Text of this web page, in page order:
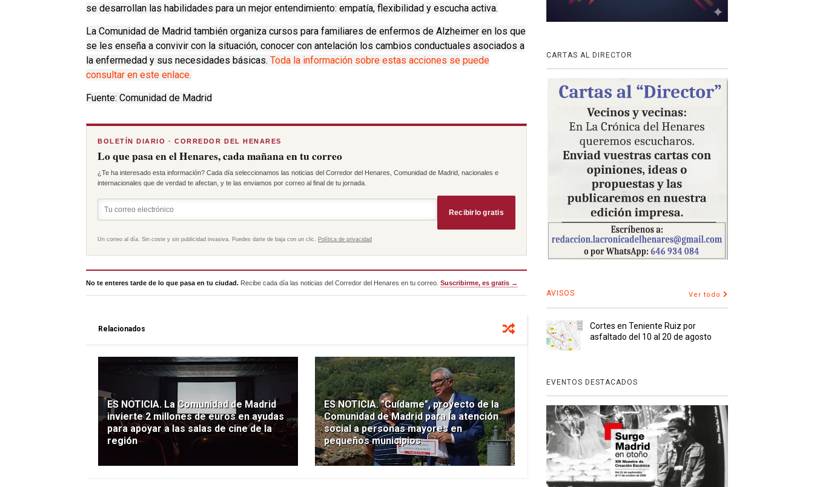
se desarrollan las habilidades para un mejor entendimiento: empatía, flexibilidad y escucha activa.
La Comunidad de Madrid también organiza cursos para familiares de enfermos de Alzheimer en los que
se les enseña a convivir con la situación, conocer con antelación los cambios conductuales asociados a
la enfermedad y sus necesidades básicas. Toda la información sobre estas acciones se puede
consultar en este enlace.
Fuente: Comunidad de Madrid
BOLETÍN DIARIO · CORREDOR DEL HENARES
Lo que pasa en el Henares, cada mañana en tu correo
¿Te ha interesado esta información? Cada día seleccionamos las noticias del Corredor del Henares, Comunidad de Madrid, nacionales e
internacionales que de verdad te afectan, y te las enviamos por correo al final de tu jornada.
Recibirlo gratis
Un correo al día. Sin coste y sin publicidad invasiva. Puedes darte de baja con un clic. Política de privacidad
No te enteres tarde de lo que pasa en tu ciudad. Recibe cada día las noticias del Corredor del Henares en tu correo. Suscribirme, es gratis →
Relacionados
ES NOTICIA. La Comunidad de Madrid
invierte 2 millones de euros en ayudas
para apoyar a las salas de cine de la
región
ES NOTICIA. "Cuídame", proyecto de la
Comunidad de Madrid para la atención
social a personas mayores en
pequeños municipios
CARTAS AL DIRECTOR
AVISOS Ver todo
Cortes en Teniente Ruiz por
asfaltado del 10 al 20 de agosto
EVENTOS DESTACADOS